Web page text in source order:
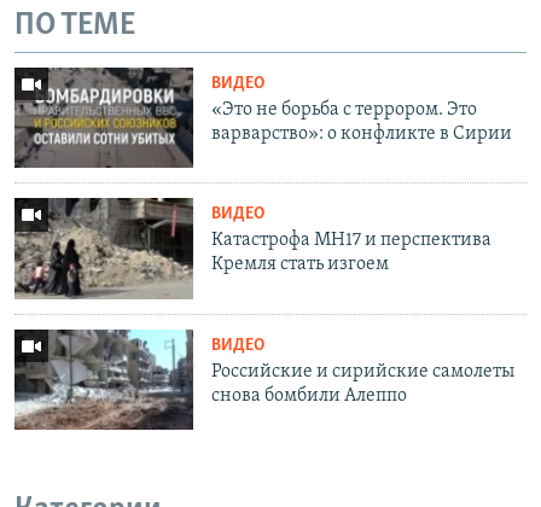
ПО ТЕМЕ
ВИДЕО
«Это не борьба с террором. Это
варварство»: о конфликте в Сирии
ВИДЕО
Катастрофа MH17 и перспектива
Кремля стать изгоем
ВИДЕО
Российские и сирийские самолеты
снова бомбили Алеппо